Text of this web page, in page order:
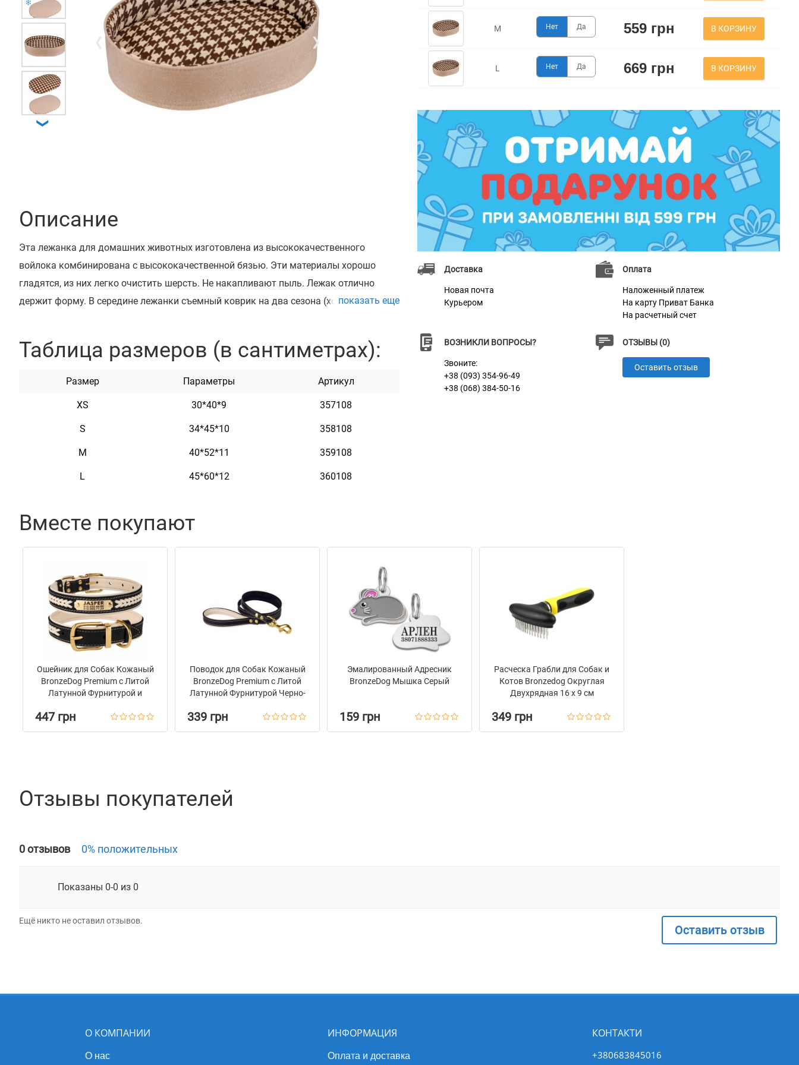
❯
❯
Описание
Эта лежанка для домашних животных изготовлена ​​из высококачественного
войлока комбинирована с высококачественной бязью. Эти материалы хорошо
гладятся, из них легко очистить шерсть. Не накапливают пыль. Лежак отлично
держит форму. В середине лежанки съемный коврик на два сезона (холод/тепло).
помощью заклепок можно закрепить адресник, на котором наши мастера могут
домашнего животного. Текст наносится с помощью лазера, поэтому со временем он
не сотрется и не потускнеет. Доступный в сером, бежевом и черном цветах.
Характеристики
Цвет
показать еще
Таблица размеров (в сантиметрах):
Размер Параметры Артикул
ХS 30*40*9 357108
S 34*45*10 358108
М 40*52*11 359108
L 45*60*12 360108
M Нет Да 559 грн В КОРЗИНУ
L Нет Да 669 грн В КОРЗИНУ
Доставка
Новая почта
Курьером
Оплата
Наложенный платеж
На карту Приват Банка
На расчетный счет
ВОЗНИКЛИ ВОПРОСЫ?
Звоните:
+38 (093) 354-96-49
+38 (068) 384-50-16
ОТЗЫВЫ (0)
Оставить отзыв
Вместе покупают
Ошейник для Собак Кожаный
BronzeDog Premium с Литой
Латунной Фурнитурой и
447 грн
Поводок для Собак Кожаный
BronzeDog Premium с Литой
Латунной Фурнитурой Черно-
339 грн
Эмалированный Адресник
BronzeDog Мышка Серый
159 грн
Расческа Грабли для Собак и
Котов Bronzedog Округлая
Двухрядная 16 х 9 см
349 грн
Отзывы покупателей
0 отзывов 0% положительных
Показаны 0-0 из 0
Ещё никто не оставил отзывов.
Оставить отзыв
О КОМПАНИИ
О нас
ИНФОРМАЦИЯ
Оплата и доставка
КОНТАКТИ
+380683845016